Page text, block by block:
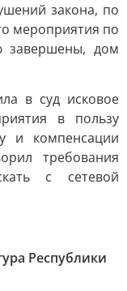
закона, по
мероприятия по
завершены, дом
в суд исковое
в пользу
и компенсации
требования
с сетевой
Республики